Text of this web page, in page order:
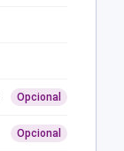
Opcional
Opcional